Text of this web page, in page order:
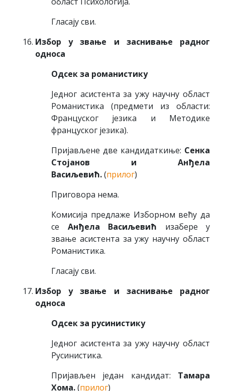
Гласају сви.
Избор у звање и заснивање радног
односа
Одсек за романистику
Једног асистента за ужу научну област
Романистика (предмети из области:
Француског језика и Методике
француског језика).
Пријављене две кандидаткиње: Сенка
Стојанов и Анђела
Васиљевић.(прилог)
Приговора нема.
Комисија предлаже Изборном већу да
се Анђела Васиљевић изабере у
звање асистента за ужу научну област
Романистика.
Гласају сви.
Избор у звање и заснивање радног
односа
Одсек за русинистику
Једног асистента за ужу научну област
Русинистика.
Пријављен један кандидат: Тамара
Хома.(прилог)